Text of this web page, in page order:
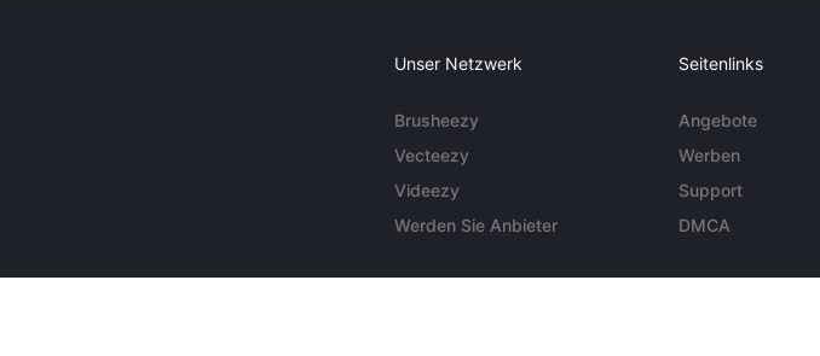
Unser Netzwerk
Brusheezy
Vecteezy
Videezy
Werden Sie Anbieter
Seitenlinks
Angebote
Werben
Support
DMCA